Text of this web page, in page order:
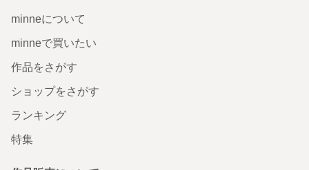
minneについて
minneで買いたい
作品をさがす
ショップをさがす
ランキング
特集